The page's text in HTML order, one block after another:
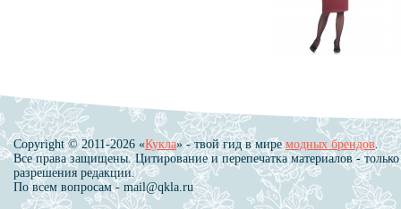
Copyright © 2011-2026 «Кукла» - твой гид в миремодных брендов.
Все права защищены. Цитирование и перепечатка материалов - только
разрешения редакции.
По всем вопросам - mail@qkla.ru